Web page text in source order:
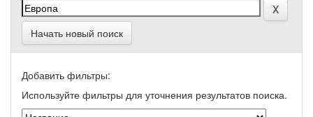
Начать новый поиск
Добавить фильтры:
Используйте фильтры для уточнения результатов поиска.